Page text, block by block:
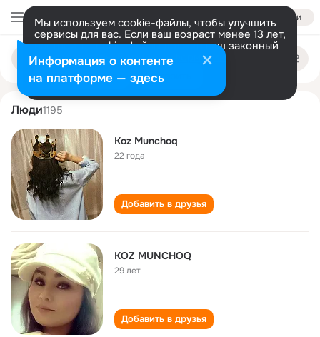
Войти
Мы используем cookie-файлы, чтобы улучшить
сервисы для вас. Если ваш возраст менее 13 лет,
настроить cookie-файлы должен ваш законный
представитель. Больше информации
Разрешить все Настроить
Поиск
людям
koz munchoq
Люди1195
Koz Munchoq
22 года
Добавить в друзья
KOZ MUNCHOQ
29 лет
Добавить в друзья
Информация о контенте
на платформе — здесь